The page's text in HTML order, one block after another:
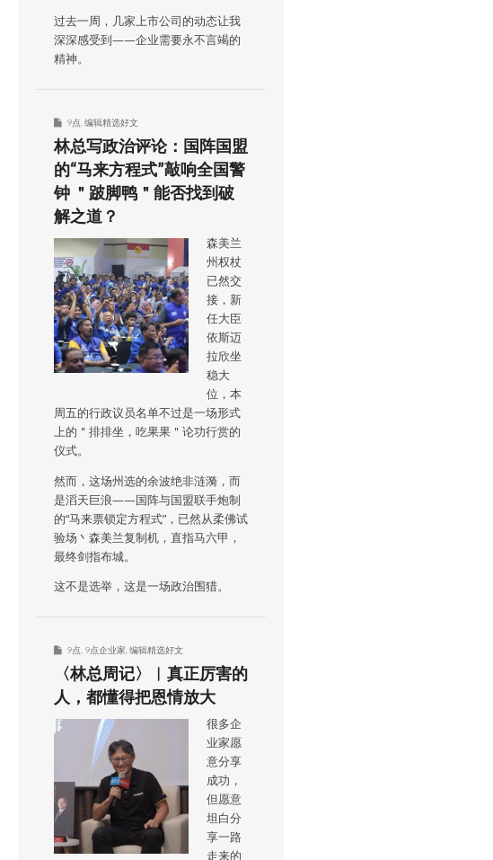
过去一周，几家上市公司的动态让我
深深感受到——企业需要永不言竭的
精神。
9点 编辑精选好文
林总写政治评论：国阵国盟
的“马来方程式”敲响全国警
钟 ＂跛脚鸭＂能否找到破
解之道？
森美兰
州权杖
已然交
接，新
任大臣
依斯迈
拉欣坐
稳大
位，本
周五的行政议员名单不过是一场形式
上的＂排排坐，吃果果＂论功行赏的
仪式。
然而，这场州选的余波绝非涟漪，而
是滔天巨浪——国阵与国盟联手炮制
的“马来票锁定方程式”，已然从柔佛试
验场丶森美兰复制机，直指马六甲，
最终剑指布城。
这不是选举，这是一场政治围猎。
9点 9点企业家 编辑精选好文
〈林总周记〉︱真正厉害的
人，都懂得把恩情放大
很多企
业家愿
意分享
成功，
但愿意
坦白分
享一路
走来的